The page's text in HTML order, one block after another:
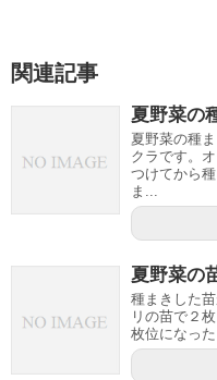
関連記事
夏野菜の
夏野菜の種
クラです。
つけてから
ま...
夏野菜の
種まきした
リの苗で２
枚位になっ